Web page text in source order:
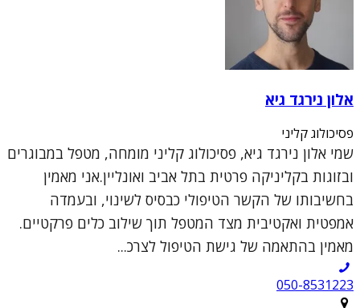
אלון נירגד גיא
פסיכולוג קליני
שמי אלון נירגד גיא, פסיכולוג קליני מומחה, מטפל במבוגרים
ובזוגות בקליניקה פרטית בתל אביב ואונליין.אני מאמין
בחשיבותו של הקשר הטיפולי כבסיס לשינוי, ובעמדה
אמפטית ואקטיבית מצד המטפל תוך שילוב כלים פרקטיים.
מאמין בהתאמה של גישת הטיפול לצרכ...
050-8531223